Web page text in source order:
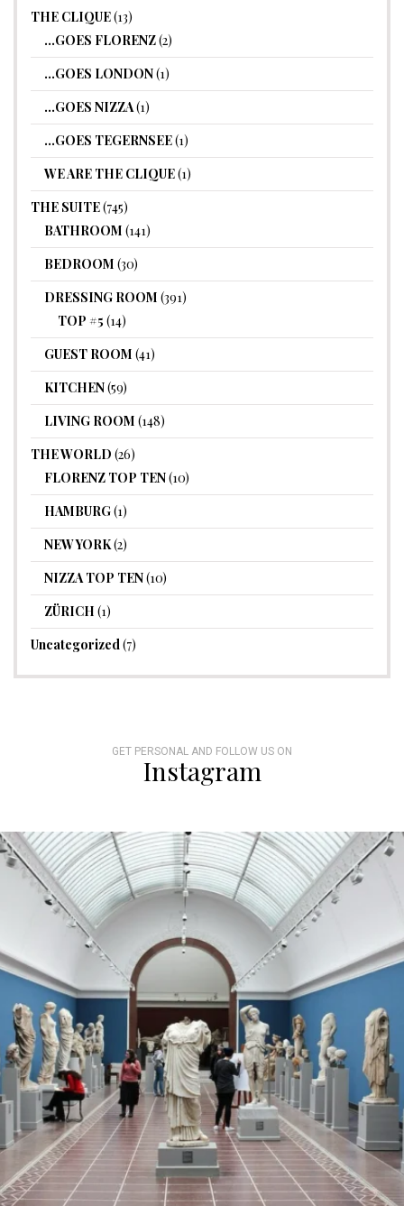
THE CLIQUE(13)
…GOES FLORENZ(2)
…GOES LONDON(1)
…GOES NIZZA(1)
…GOES TEGERNSEE(1)
WE ARE THE CLIQUE(1)
THE SUITE(745)
BATHROOM (141)
BEDROOM (30)
DRESSING ROOM (391)
TOP #5 (14)
GUEST ROOM (41)
KITCHEN(59)
LIVING ROOM (148)
THE WORLD (26)
FLORENZ TOP TEN(10)
HAMBURG(1)
NEW YORK(2)
NIZZA TOP TEN(10)
ZÜRICH (1)
Uncategorized(7)
GET PERSONAL AND FOLLOW US ON
Instagram